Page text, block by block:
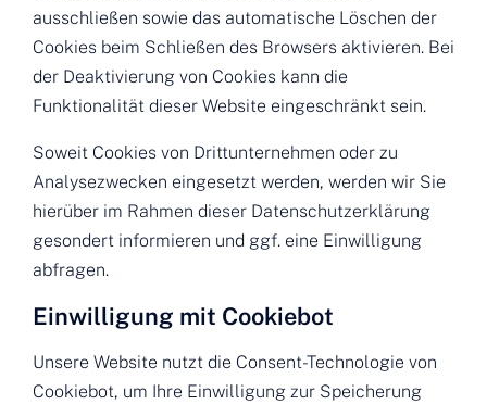
ausschließen sowie das automatische Löschen der
Cookies beim Schließen des Browsers aktivieren. Bei
der Deaktivierung von Cookies kann die
Funktionalität dieser Website eingeschränkt sein.
Soweit Cookies von Drittunternehmen oder zu
Analysezwecken eingesetzt werden, werden wir Sie
hierüber im Rahmen dieser Datenschutzerklärung
gesondert informieren und ggf. eine Einwilligung
abfragen.
Einwilligung mit Cookiebot
Unsere Website nutzt die Consent-Technologie von
Cookiebot, um Ihre Einwilligung zur Speicherung